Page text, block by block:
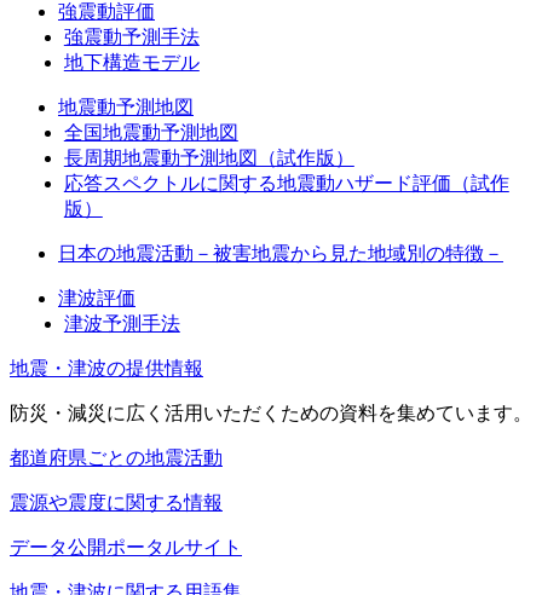
強震動評価
強震動予測手法
地下構造モデル
地震動予測地図
全国地震動予測地図
長周期地震動予測地図（試作版）
応答スペクトルに関する地震動ハザード評価（試作
版）
日本の地震活動－被害地震から見た地域別の特徴－
津波評価
津波予測手法
地震・津波の提供情報
防災・減災に広く活用いただくための資料を集めています。
都道府県ごとの地震活動
震源や震度に関する情報
データ公開ポータルサイト